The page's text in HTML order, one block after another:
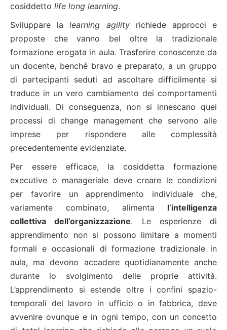
cosiddetto life long learning.
Sviluppare lalearning agilityrichiede approcci e
proposte che vanno bel oltre la tradizionale
formazione erogata in aula. Trasferire conoscenze da
un docente, benché bravo e preparato, a un gruppo
di partecipanti seduti ad ascoltare difficilmente si
traduce in un vero cambiamento dei comportamenti
individuali. Di conseguenza, non si innescano quei
processi di change management che servono alle
imprese per rispondere alle complessità
precedentemente evidenziate.
Per essere efficace, la cosiddetta formazione
executive o manageriale deve creare le condizioni
per favorire un apprendimento individuale che,
variamente combinato, alimenta l’intelligenza
collettiva dell’organizzazione. Le esperienze di
apprendimento non si possono limitare a momenti
formali e occasionali di formazione tradizionale in
aula, ma devono accadere quotidianamente anche
durante lo svolgimento delle proprie attività.
L’apprendimento si estende oltre i confini spazio-
temporali del lavoro in ufficio o in fabbrica, deve
avvenire ovunque e in ogni tempo, con un concetto